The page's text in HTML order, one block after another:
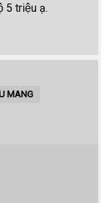
5 triệu ạ.
MANG